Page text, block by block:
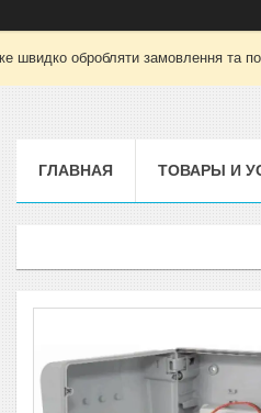
швидко обробляти замовлення та
ГЛАВНАЯ ТОВАРЫ И